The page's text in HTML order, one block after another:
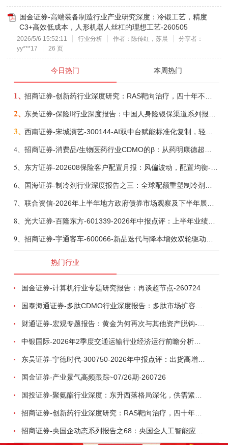
国金证券-高端装备制造行业产业研究深度：冷锻工艺，精度
C3+高效低成本，人形机器人丝杠的理想工艺-260505
2026/5/6 15:52:11 行业分析 作者：陈传红，苏晨
分享者：
yy***17
26 页
今日热门 本周热门
1、
2、
3、
4、
5、
6、
7、
8、 光大证券-百隆东方-601339-2026年中报点评：上半年业绩表现高增，国内外产能均有亮眼表现-260807
9、
热门行业
国金证券-计算机行业专题研究报告：再谈超节点-260724
中银国际-2026年2季度交通运输行业经济运行前瞻分析：地缘冲突致航运和航空景气度分化，交通基础设施板块总体呈现稳健特征-260724
东吴证券-宁德时代-300750-2026年中报点评：出货高增业绩稳健，回购彰显龙头信心-260726
国金证券-产业景气高频跟踪~07/26期-260726
招商证券-创新药行业深度研究：RAS靶向治疗，四十年不可成药的终结，与终结之后的治疗格局演化-260805